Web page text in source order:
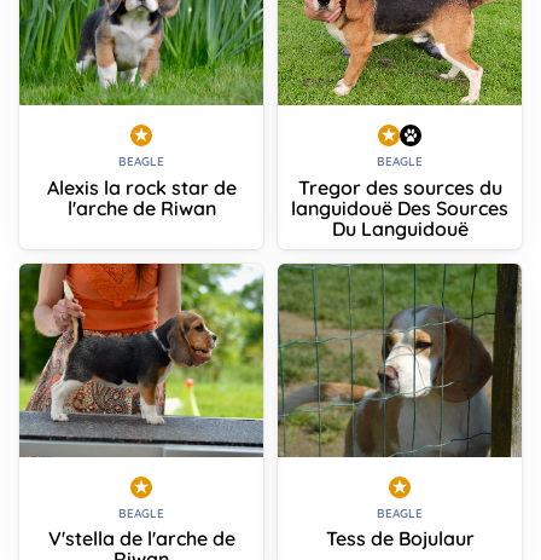
BEAGLE
Alexis la rock star de
l'arche de Riwan
BEAGLE
Tregor des sources du
languidouë Des Sources
Du Languidouë
BEAGLE
V'stella de l'arche de
BEAGLE
Tess de Bojulaur